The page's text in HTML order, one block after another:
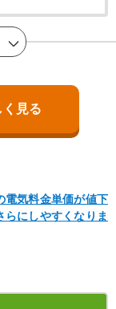
て出費を抑える
りがたいです。
く見る
電気料金単価が値下
にしやすくなりま